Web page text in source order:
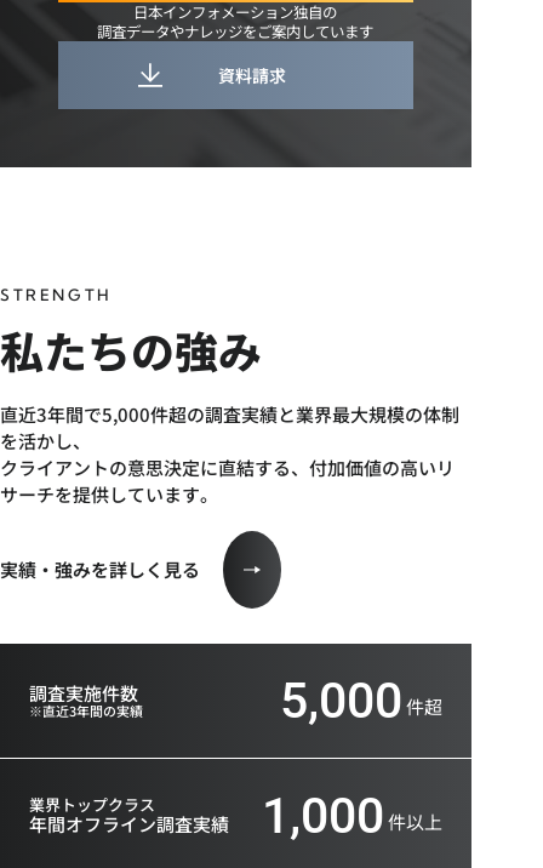
日本インフォメーション独自の
調査データやナレッジをご案内しています
資料請求
STRENGTH
私たちの強み
直近3年間で5,000件超の調査実績と業界最大規模の体制
を活かし、
クライアントの意思決定に直結する、付加価値の高いリ
サーチを提供しています。
実績・強みを詳しく見る
調査実施件数
※直近3年間の実績 5,000件超
業界トップクラス
年間オフライン調査実績 1,000件以上